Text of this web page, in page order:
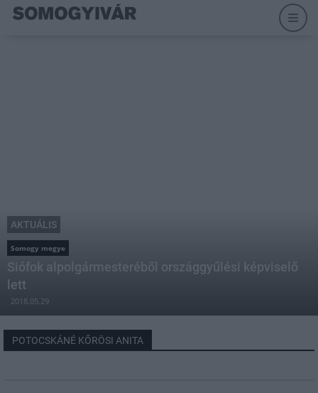
AKTUÁLIS
Somogy megye
Siófok alpolgármesteréből országgyűlési képviselő
lett
2018.05.29
POTOCSKÁNÉ KŐRÖSI ANITA